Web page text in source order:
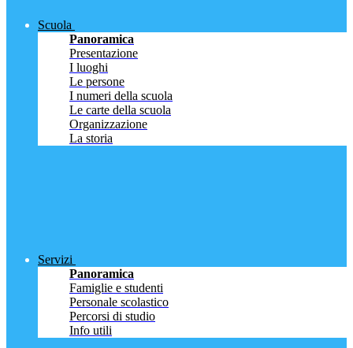
Scuola
Panoramica
Presentazione
I luoghi
Le persone
I numeri della scuola
Le carte della scuola
Organizzazione
La storia
Servizi
Panoramica
Famiglie e studenti
Personale scolastico
Percorsi di studio
Info utili